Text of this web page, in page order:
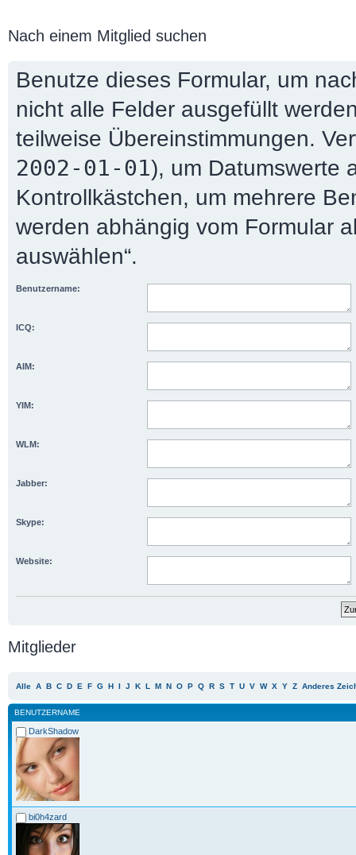
Nach einem Mitglied suchen
Benutze dieses Formular, um
nicht alle Felder ausgefüllt
teilweise Übereinstimmungen.
2002-01-01), um Datumswerte
Kontrollkästchen, um mehrere
werden abhängig vom Formular
auswählen“.
Benutzername:
ICQ:
AIM:
YIM:
WLM:
Jabber:
Skype:
Website:
Mitglieder
Alle A B C D E F G H I J K L M N O P Q R S T U V W X Y Z Anderes
BENUTZERNAME
DarkShadow
bi0h4zard